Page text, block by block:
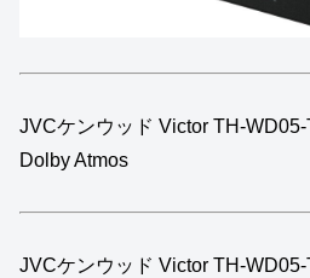
JVCケンウッド Victor TH-
Dolby Atmos
JVCケンウッド Victor